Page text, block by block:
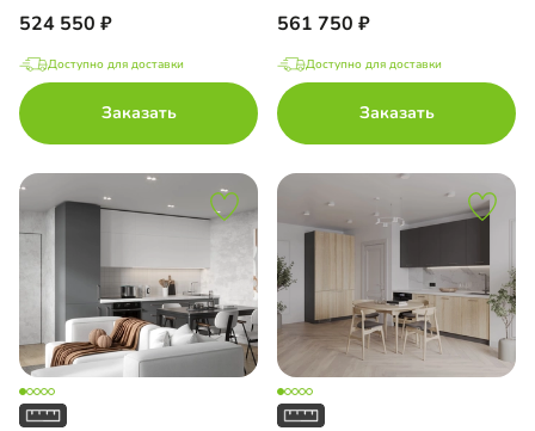
524 550
Доступно для доставки
Заказать
561 750
Доступно для доставки
Заказать